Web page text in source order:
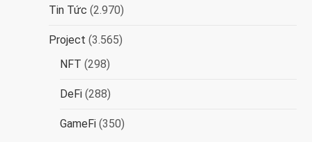
Tin Tức (2.970)
Project (3.565)
NFT (298)
DeFi (288)
GameFi (350)